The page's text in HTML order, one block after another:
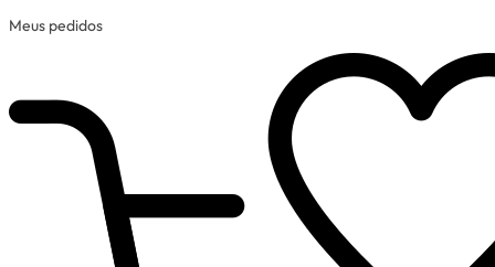
Meus pedidos